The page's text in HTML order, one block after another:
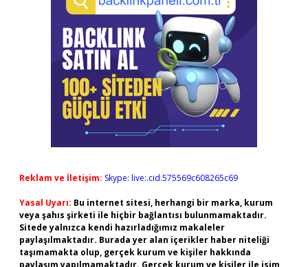
Reklam ve İletişim: Skype: live:.cid.575569c608265c69
Yasal Uyarı: Bu internet sitesi, herhangi bir marka, kurum
veya şahıs şirketi ile hiçbir bağlantısı bulunmamaktadır.
Sitede yalnızca kendi hazırladığımız makaleler
paylaşılmaktadır. Burada yer alan içerikler haber niteliği
taşımamakta olup, gerçek kurum ve kişiler hakkında
paylaşım yapılmamaktadır. Gerçek kurum ve kişiler ile isim